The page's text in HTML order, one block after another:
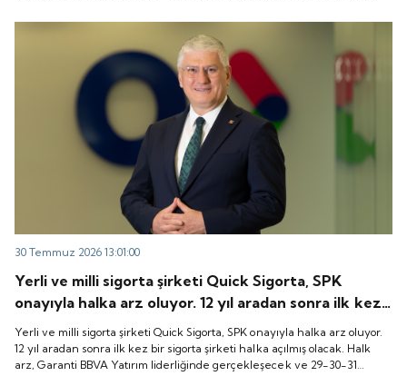
30 Temmuz 2026 13:01:00
Yerli ve milli sigorta şirketi Quick Sigorta, SPK
onayıyla halka arz oluyor. 12 yıl aradan sonra ilk kez
bir sigorta şirketi halka açılmış olacak. Halk arz,
Garanti BBVA Yatırım liderliğinde gerçekleşecek ve
29-30-31 Temmuz 2026 tarihlerinde talep
Yerli ve milli sigorta şirketi Quick Sigorta, SPK onayıyla halka arz oluyor.
12 yıl aradan sonra ilk kez bir sigorta şirketi halka açılmış olacak. Halk
arz, Garanti BBVA Yatırım liderliğinde gerçekleşecek ve 29-30-31